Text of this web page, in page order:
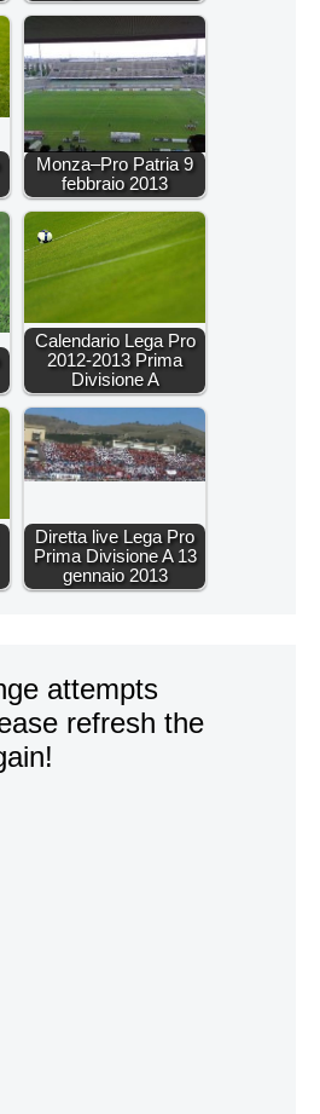
Monza–Pro Patria 9
febbraio 2013
Calendario Lega Pro
2012-2013 Prima
Divisione A
Diretta live Lega Pro
Prima Divisione A 13
gennaio 2013